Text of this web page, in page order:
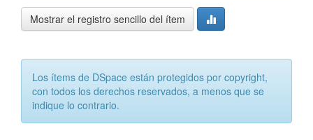
Mostrar el registro sencillo del ítem
Los ítems de DSpace están protegidos por copyright,
con todos los derechos reservados, a menos que se
indique lo contrario.